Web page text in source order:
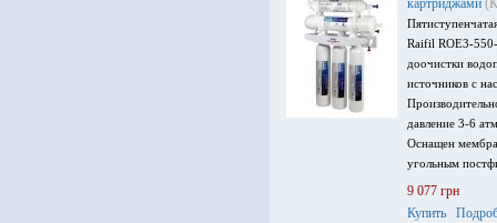
картриджами
Raifil ROE3-
доочистки
источников с
давление 3-6
Оснащен
угольным
воды,
9 077 грн
Купить